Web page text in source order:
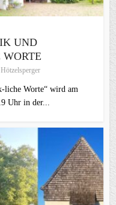
UND
liche Worte“ wird am
Uhr in der...